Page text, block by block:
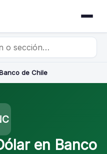
de Chile
en Banco